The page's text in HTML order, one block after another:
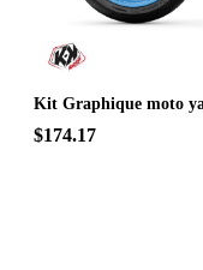
Kit Graphique moto
$174.17